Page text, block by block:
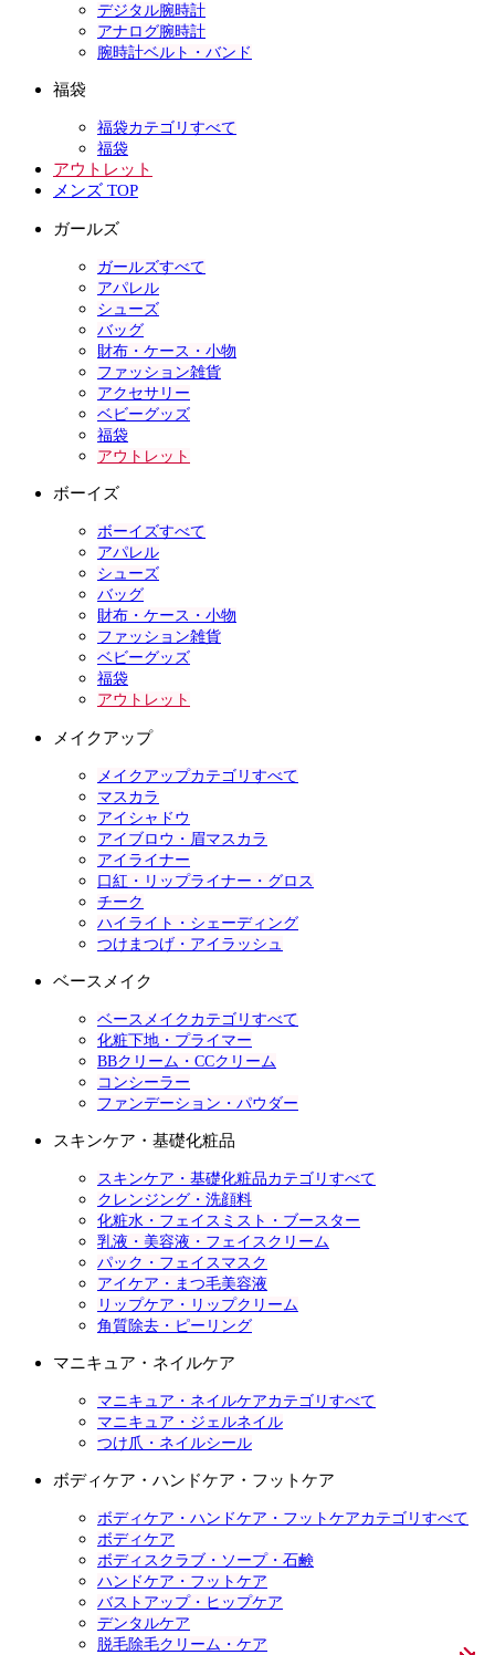
デジタル腕時計
アナログ腕時計
腕時計ベルト・バンド
福袋
福袋カテゴリすべて
福袋
アウトレット
メンズ TOP
ガールズ
ガールズすべて
アパレル
シューズ
バッグ
財布・ケース・小物
ファッション雑貨
アクセサリー
ベビーグッズ
福袋
アウトレット
ボーイズ
ボーイズすべて
アパレル
シューズ
バッグ
財布・ケース・小物
ファッション雑貨
ベビーグッズ
福袋
アウトレット
メイクアップ
メイクアップカテゴリすべて
マスカラ
アイシャドウ
アイブロウ・眉マスカラ
アイライナー
口紅・リップライナー・グロス
チーク
ハイライト・シェーディング
つけまつげ・アイラッシュ
ベースメイク
ベースメイクカテゴリすべて
化粧下地・プライマー
BBクリーム・CCクリーム
コンシーラー
ファンデーション・パウダー
スキンケア・基礎化粧品
スキンケア・基礎化粧品カテゴリすべて
クレンジング・洗顔料
化粧水・フェイスミスト・ブースター
乳液・美容液・フェイスクリーム
パック・フェイスマスク
アイケア・まつ毛美容液
リップケア・リップクリーム
角質除去・ピーリング
マニキュア・ネイルケア
マニキュア・ネイルケアカテゴリすべて
マニキュア・ジェルネイル
つけ爪・ネイルシール
ボディケア・ハンドケア・フットケア
ボディケア・ハンドケア・フットケアカテゴリすべて
ボディケア
ボディスクラブ・ソープ・石鹸
ハンドケア・フットケア
バストアップ・ヒップケア
デンタルケア
脱毛除毛クリーム・ケア